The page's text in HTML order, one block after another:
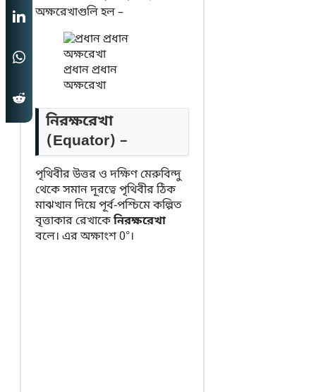
অক্ষরেখাগুলি হল –
প্রধান প্রধান
অক্ষরেখা
নিরক্ষরেখা
(Equator) –
পৃথিবীর উত্তর ও দক্ষিণ মেরুবিন্দু
থেকে সমান দূরত্বে পৃথিবীর ঠিক
মাঝখান দিয়ে পূর্ব-পশ্চিমে কল্পিত
বৃত্তাকার রেখাকেনিরক্ষরেখা
বলে। এর অক্ষাংশ 0°।